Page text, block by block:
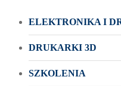
ELEKTRONIKA I
DRUKARKI 3D
SZKOLENIA